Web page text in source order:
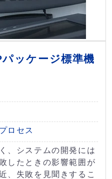
ッケージ標準機
ロセス
、システムの開発には
したときの影響範囲が
、失敗を見聞きするこ